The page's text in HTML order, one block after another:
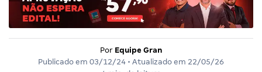
Por Equipe Gran
Publicado em 03/12/24 • Atualizado em 22/05/26